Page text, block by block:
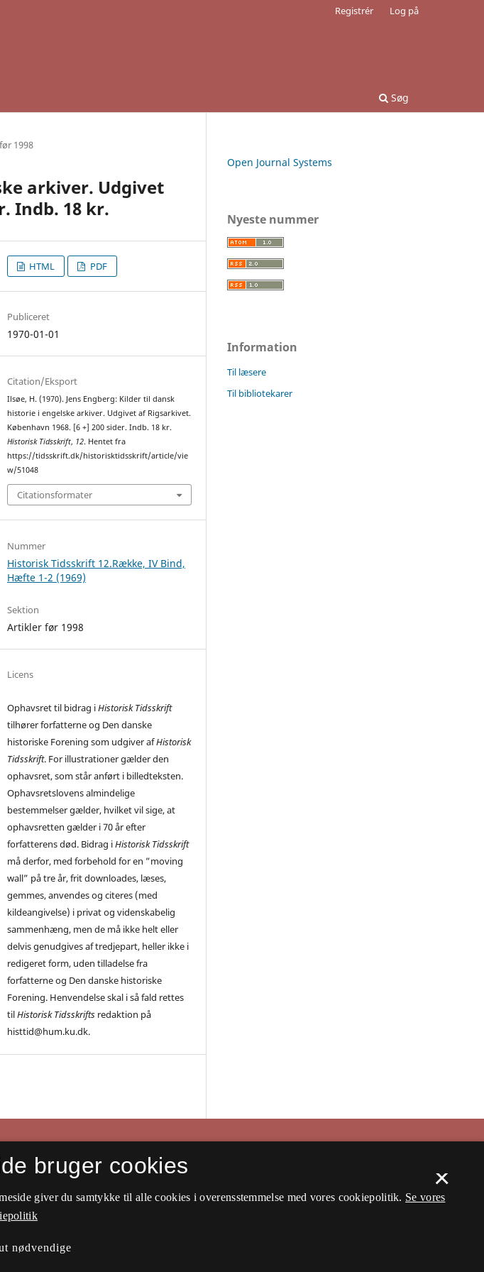
Søg
Registrér Log på
1998
arkiver. Udgivet
Indb. 18 kr.
HTML PDF
Publiceret
1970-01-01
Citation/Eksport
Ilsøe, H. (1970). Jens Engberg: Kilder til dansk
historie i engelske arkiver. Udgivet af Rigsarkivet.
København 1968. [6 +] 200 sider. Indb. 18 kr.
Historisk Tidsskrift, 12. Hentet fra
https://tidsskrift.dk/historisktidsskrift/article/vie
w/51048
Citationsformater
Nummer
Historisk Tidsskrift 12.Række, IV Bind,
Hæfte 1-2 (1969)
Sektion
Artikler før 1998
Licens
Ophavsret til bidrag iHistorisk Tidsskrift
tilhører forfatterne og Den danske
historiske Forening som udgiver afHistorisk
Tidsskrift. For illustrationer gælder den
ophavsret, som står anført i billedteksten.
Ophavsretslovens almindelige
bestemmelser gælder, hvilket vil sige, at
ophavsretten gælder i 70 år efter
forfatterens død. Bidrag iHistorisk Tidsskrift
må derfor, med forbehold for en ”moving
wall” på tre år, frit downloades, læses,
gemmes, anvendes og citeres (med
kildeangivelse) i privat og videnskabelig
sammenhæng, men de må ikke helt eller
delvis genudgives af tredjepart, heller ikke i
redigeret form, uden tilladelse fra
forfatterne og Den danske historiske
Forening. Henvendelse skal i så fald rettes
tilHistorisk Tidsskrifts redaktion på
histtid@hum.ku.dk.
Open Journal Systems
Nyeste nummer
Information
Til læsere
Til bibliotekarer
×
bruger cookies
giver du samtykke til alle cookies i overensstemmelse med vores cookiepolitik. Se vores
nødvendige